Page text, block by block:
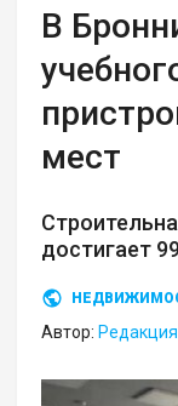
В
мест
достигает
Автор: